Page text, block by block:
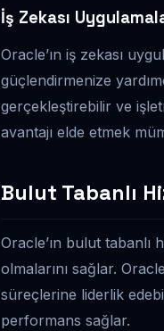
İş Zekası
Oracle’ın iş zekası
güçlendirmenize
gerçekleştirebilir ve
avantajı elde etmek
Bulut Tabanlı
Oracle’ın bulut
olmalarını sağlar.
süreçlerine liderlik
performans sağlar.